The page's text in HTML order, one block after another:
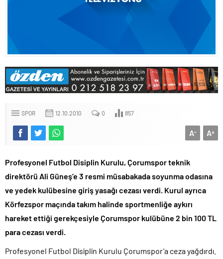
SPOR 12.10.2010 0 857
A+
A-
Profesyonel Futbol Disiplin Kurulu, Çorumspor teknik
direktörü Ali Güneş’e 3 resmi müsabakada soyunma odasına
ve yedek kulübesine giriş yasağı cezası verdi. Kurul ayrıca
Körfezspor maçında takım halinde sportmenliğe aykırı
hareket ettiği gerekçesiyle Çorumspor kulübüne 2 bin 100 TL
para cezası verdi.
Profesyonel Futbol Disiplin Kurulu Çorumspor’a ceza yağdırdı.